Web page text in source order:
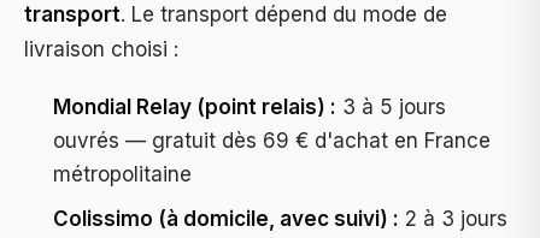
transport. Le transport dépend du mode de
livraison choisi :
Mondial Relay (point relais) : 3 à 5 jours
ouvrés — gratuit dès 69 € d'achat en France
métropolitaine
Colissimo (à domicile, avec suivi) : 2 à 3 jours